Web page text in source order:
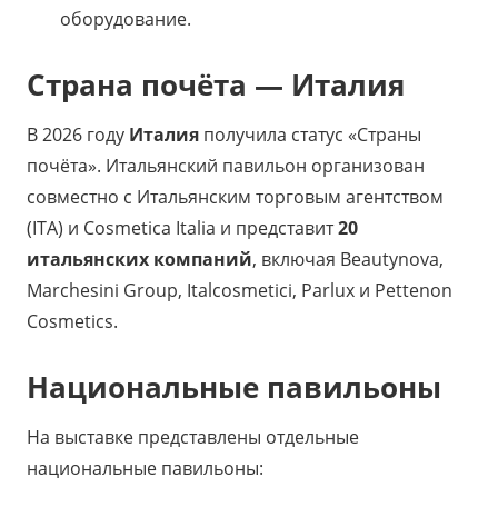
оборудование.
Страна почёта — Италия
В 2026 году Италия получила статус «Страны
почёта». Итальянский павильон организован
совместно с Итальянским торговым агентством
(ITA) и Cosmetica Italia и представит20
итальянских компаний, включая Beautynova,
Marchesini Group, Italcosmetici, Parlux и Pettenon
Cosmetics.
Национальные павильоны
На выставке представлены отдельные
национальные павильоны: